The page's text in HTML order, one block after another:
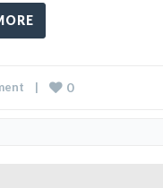
    |
0